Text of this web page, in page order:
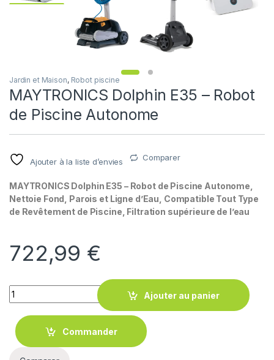
Jardin et Maison, Robot piscine
MAYTRONICS Dolphin E35 – Robot
de Piscine Autonome
Ajouter à la liste d’envies Comparer
MAYTRONICS Dolphin E35 – Robot de Piscine Autonome,
Nettoie Fond, Parois et Ligne d’Eau, Compatible Tout Type
de Revêtement de Piscine, Filtration supérieure de l’eau
722,99 €
Quantity
Ajouter au panier
Commander